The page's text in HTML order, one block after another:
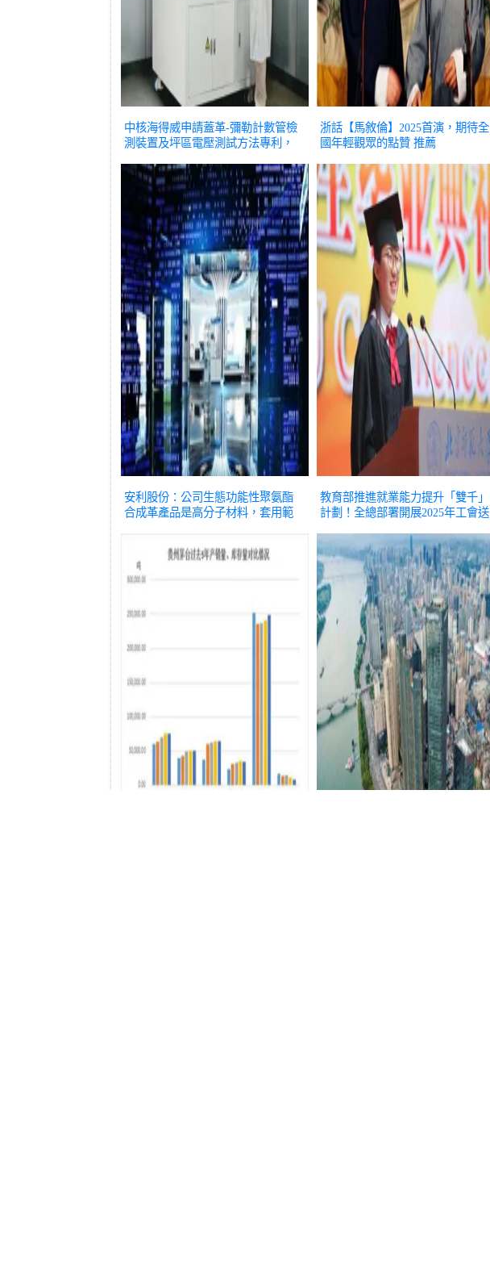
中核海得威申請蓋革-彌勒計數管檢
測裝置及坪區電壓測試方法專利，
夠全自動檢測蓋革-彌勒計數管 推薦
浙話【馬敘倫】2025首演，期待全
國年輕觀眾的點贊 推薦
安利股份：公司生態功能性聚氨酯
合成革產品是高分子材料，套用範
教育部推進就業能力提升「雙千」
計劃！全總部署開展2025年工會送
日坐車請務必檢查下！ 推薦